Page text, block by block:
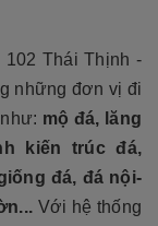
102 Thái Thịnh -
những đơn vị đi
mộ đá, lăng
kiến trúc đá,
đá, đá nội-
Với hệ thống